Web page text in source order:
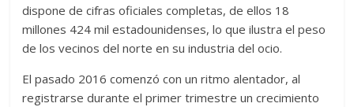
dispone de cifras oficiales completas, de ellos 18
millones 424 mil estadounidenses, lo que ilustra el peso
de los vecinos del norte en su industria del ocio.
El pasado 2016 comenzó con un ritmo alentador, al
registrarse durante el primer trimestre un crecimiento